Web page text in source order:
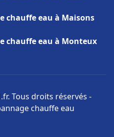
chauffe eau à Maisons
chauffe eau à Monteux
Tous droits réservés -
chauffe eau